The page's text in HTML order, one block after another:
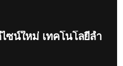
ซน์ใหม่ เทคโนโลยีล้ำ